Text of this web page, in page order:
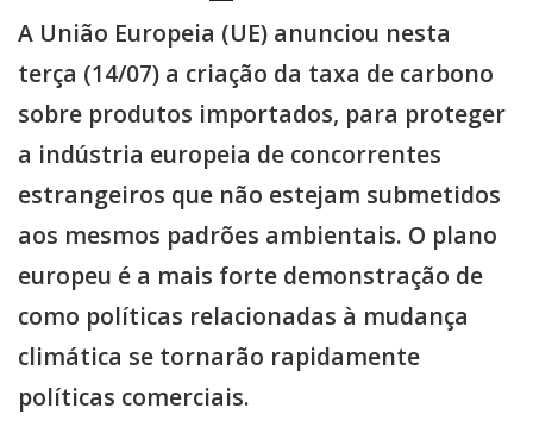
A União Europeia (UE) anunciou nesta
terça (14/07) a criação da taxa de carbono
sobre produtos importados, para proteger
a indústria europeia de concorrentes
estrangeiros que não estejam submetidos
aos mesmos padrões ambientais. O plano
europeu é a mais forte demonstração de
como políticas relacionadas à mudança
climática se tornarão rapidamente
políticas comerciais.